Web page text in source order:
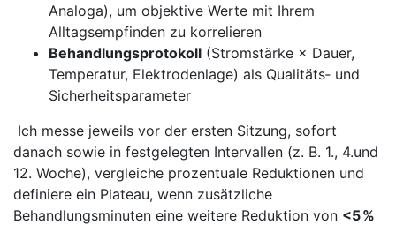
Analoga), um objektive Werte ⁣mit Ihrem
⁢Alltagsempfinden ⁤zu‍ korrelieren
Behandlungsprotokoll (Stromstärke ‍× Dauer,
Temperatur, Elektrodenlage) ⁢als Qualitäts‑ und
⁢Sicherheitsparameter
‌ ‌Ich messe⁢ jeweils⁤ vor⁣ der ersten Sitzung, ‍sofort
danach sowie in festgelegten‍ Intervallen‍ (z. B. 1., 4.und
12. Woche), vergleiche prozentuale Reduktionen ‍und‌
definiere ein ‍Plateau, wenn zusätzliche
Behandlungsminuten eine ​weitere Reduktion von <5 %